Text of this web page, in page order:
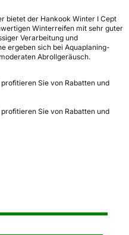
bietet der Hankook Winter I Cept
Winterreifen mit sehr guter
Verarbeitung und
ergeben sich bei Aquaplaning-
Abrollgeräusch.
Sie von Rabatten und
Sie von Rabatten und